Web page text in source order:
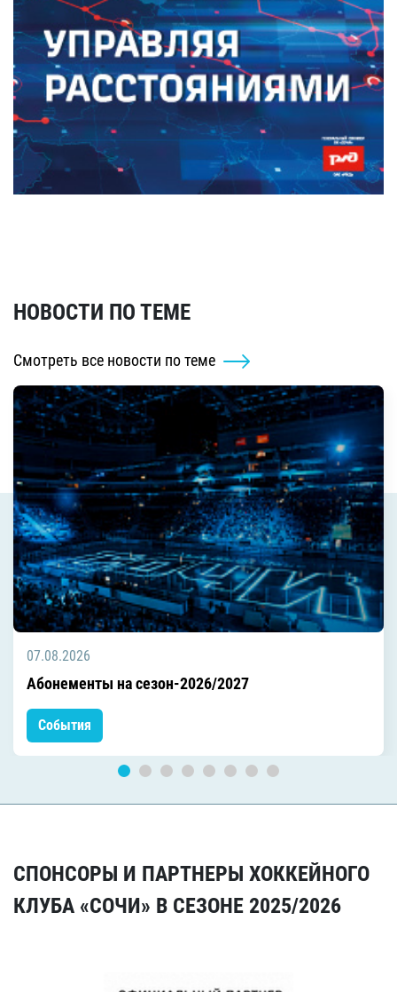
НОВОСТИ ПО ТЕМЕ
Смотреть все новости по теме
07.08.2026
Абонементы на сезон-2026/2027
События
СПОНСОРЫ И ПАРТНЕРЫ ХОККЕЙНОГО
КЛУБА «СОЧИ» В СЕЗОНЕ 2025/2026